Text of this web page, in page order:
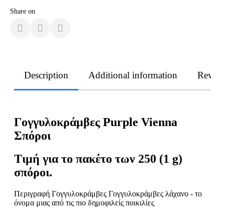
Share on
Description Additional information
Γογγυλοκράμβες Purple Vienna
Σπόροι
Τιμή για το πακέτο των 250 (1 g)
σπόροι.
Περιγραφή Γογγυλοκράμβες Γογγυλοκράμβες λάχανο - το
όνομα μιας από τις πιο δημοφιλείς ποικιλίες